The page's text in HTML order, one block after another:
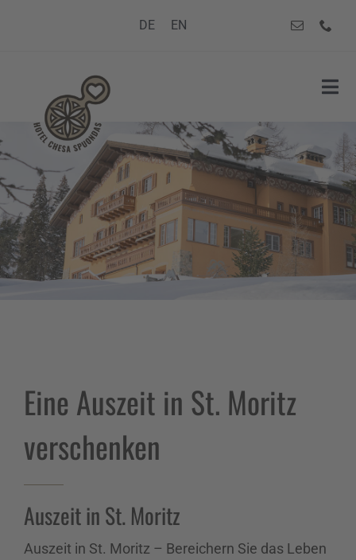
DE EN
Eine Auszeit in St. Moritz
verschenken
Auszeit in St. Moritz
Auszeit in St. Moritz – Bereichern Sie das Leben